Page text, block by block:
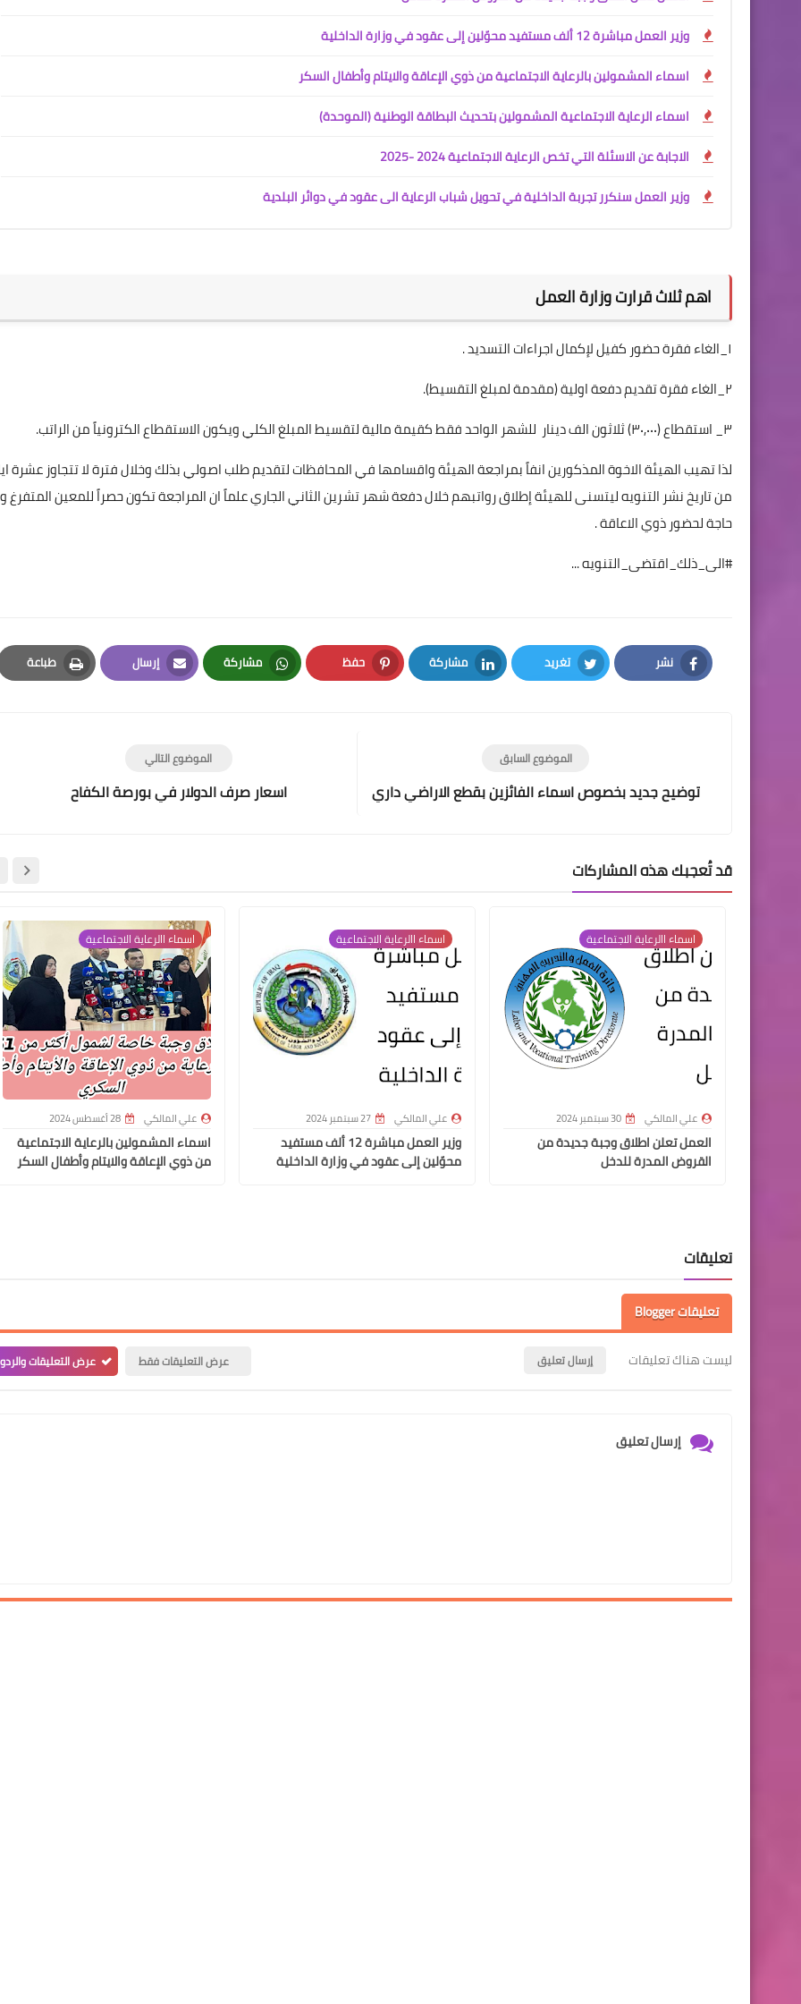
وزير العمل مباشرة 12 ألف مستفيد محوّلين إلى عقود في وزارة الداخلية
اسماء المشمولين بالرعاية الاجتماعية من ذوي الإعاقة والايتام وأطفال السكر
اسماء الرعاية الاجتماعية المشمولين بتحديث البطاقة الوطنية (الموحدة)
الاجابة عن الاسئلة التي تخص الرعاية الاجتماعية 2024 -2025
وزير العمل سنكرر تجربة الداخلية في تحويل شباب الرعاية الى عقود في دوائر البلدية
اهم ثلاث قرارت وزارة العمل
١_الغاء فقرة حضور كفيل لإكمال اجراءات التسديد .
٢_الغاء فقرة تقديم دفعة اولية (مقدمة لمبلغ التقسيط).
٣_ استقطاع (٣٠,٠٠٠) ثلاثون الف دينار للشهر الواحد فقط كقيمة مالية لتقسيط المبلغ الكلي ويكون الاستقطاع الكترونياً من الراتب.
لذا تهيب الهيئة الاخوة المذكورين انفاً بمراجعة الهيئة واقسامها في المحافظات لتقديم طلب اصولي بذلك وخلال فترة لا تتجاوز عشرة
من تاريخ نشر التنويه ليتسنى للهيئة إطلاق رواتبهم خلال دفعة شهر تشرين الثاني الجاري علماً ان المراجعة تكون حصراً للمعين المتفرغ
حاجة لحضور ذوي الاعاقة .
#الى_ذلك_اقتضى_التنويه ...
نشر
Facebook
تغريد
Twitter
مشاركة
LinkedIn
حفظ
Pinterest
مشاركة
Whatsapp
إرسال
Email
طباعة
Print
الموضوع التالي
اسعار صرف الدولار في بورصة الكفاح
الموضوع السابق
توضيح جديد بخصوص اسماء الفائزين بقطع الاراضي داري
قد تُعجبك هذه المشاركات
اسماء االرعاية الاجتماعية
علي المالكي 30 سبتمبر 2024
العمل تعلن اطلاق وجبة جديدة من
القروض المدرة للدخل
اسماء االرعاية الاجتماعية
علي المالكي 27 سبتمبر 2024
وزير العمل مباشرة 12 ألف مستفيد
محوّلين إلى عقود في وزارة الداخلية
اسماء االرعاية الاجتماعية
علي المالكي 28 أغسطس 2024
اسماء المشمولين بالرعاية الاجتماعية
من ذوي الإعاقة والايتام وأطفال السكر
تعليقات
تعليقات Blogger
ليست هناك تعليقات إرسال تعليق عرض التعليقات فقط عرض التعليقات
إرسال تعليق
27 أبريل 2020
26 أبريل 2020